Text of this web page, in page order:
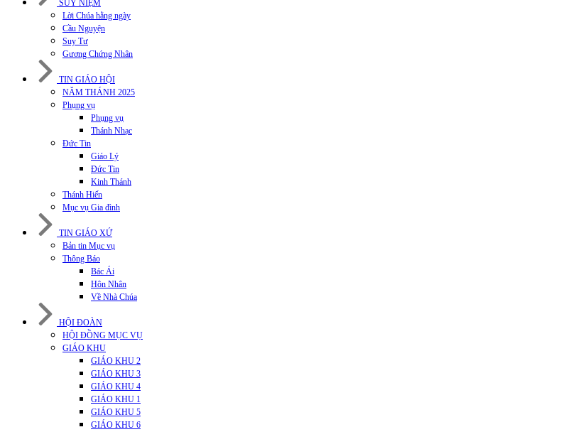
SUY NIỆM
Lời Chúa hằng ngày
Cầu Nguyện
Suy Tư
Gương Chứng Nhân
TIN GIÁO HỘI
NĂM THÁNH 2025
Phụng vụ
Phụng vụ
Thánh Nhạc
Đức Tin
Giáo Lý
Đức Tin
Kinh Thánh
Thánh Hiến
Mục vụ Gia đình
TIN GIÁO XỨ
Bản tin Mục vụ
Thông Báo
Bác Ái
Hôn Nhân
Về Nhà Chúa
HỘI ĐOÀN
HỘI ĐỒNG MỤC VỤ
GIÁO KHU
GIÁO KHU 2
GIÁO KHU 3
GIÁO KHU 4
GIÁO KHU 1
GIÁO KHU 5
GIÁO KHU 6